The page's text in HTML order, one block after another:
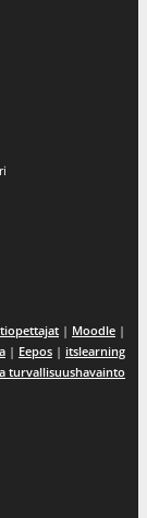
| Moodle |
| Eepos | itslearning
turvallisuushavainto